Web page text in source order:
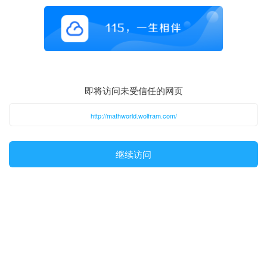
即将访问未受信任的网页
http://mathworld.wolfram.com/
继续访问